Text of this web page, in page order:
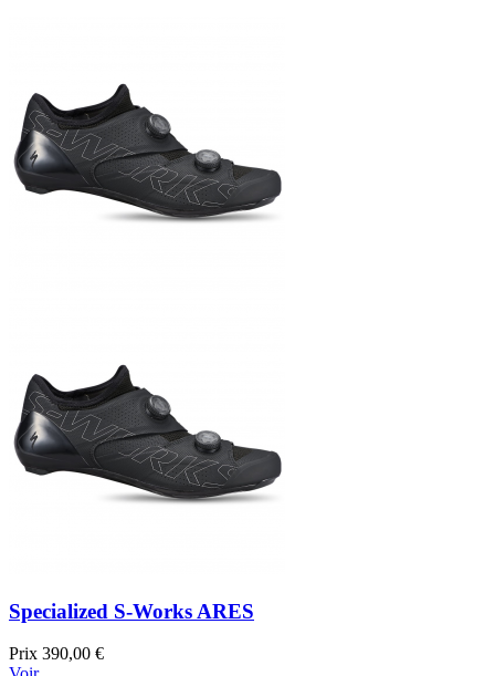
Specialized S-Works ARES
Prix 390,00 €